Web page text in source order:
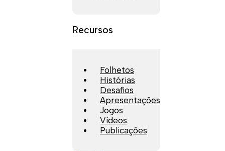
Recursos
Folhetos
Histórias
Desafios
Apresentações
Jogos
Vídeos
Publicações